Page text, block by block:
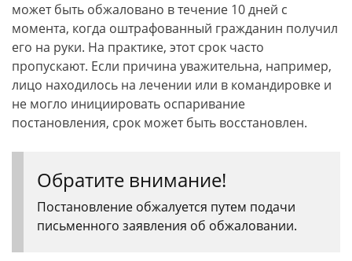
может быть обжаловано в течение 10 дней с
момента, когда оштрафованный гражданин получил
его на руки. На практике, этот срок часто
пропускают. Если причина уважительна, например,
лицо находилось на лечении или в командировке и
не могло инициировать оспаривание
постановления, срок может быть восстановлен.
Обратите внимание!
Постановление обжалуется путем подачи
письменного заявления об обжаловании.